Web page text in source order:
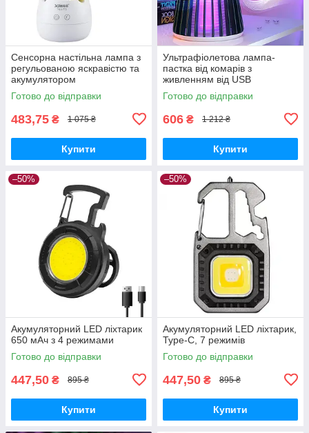
Сенсорна настільна лампа з
регульованою яскравістю та
акумулятором
Готово до відправки
483,75 ₴ 1 075 ₴
Купити
Ультрафіолетова лампа-
пастка від комарів з
живленням від USB
Готово до відправки
606 ₴ 1 212 ₴
Купити
–50%
Акумуляторний LED ліхтарик
650 мАч з 4 режимами
Готово до відправки
447,50 ₴ 895 ₴
Купити
–50%
Акумуляторний LED ліхтарик,
Type-C, 7 режимів
Готово до відправки
447,50 ₴ 895 ₴
Купити